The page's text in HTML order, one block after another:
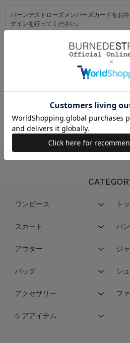
バーンデストローズメンバーズカードをお
グインを行ってください。
初めてご利用の方・会員以外の方
初めてご利用のお客様は、こちらから会員
うになります。
ワンピース ト
スカート パ
アウター ジ
バッグ シ
アクセサリー フ
ケアアイテム